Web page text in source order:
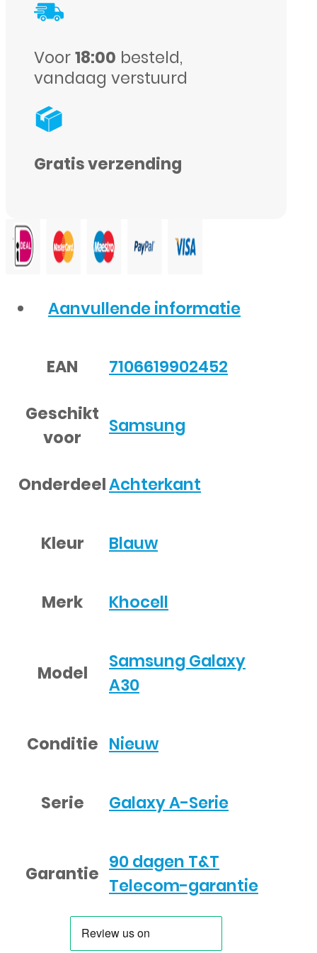
Voor18:00 besteld,
vandaag verstuurd
Gratis verzending
Aanvullende informatie
EAN 7106619902452
Geschikt
voor
Samsung
OnderdeelAchterkant
Kleur Blauw
Merk Khocell
Model
Samsung Galaxy
A30
Conditie Nieuw
Serie Galaxy A-Serie
Garantie
90 dagen T&T
Telecom-garantie